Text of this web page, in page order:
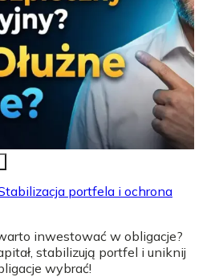
portfela i ochrona
inwestować w obligacje?
stabilizują portfel i uniknij
wybrać!